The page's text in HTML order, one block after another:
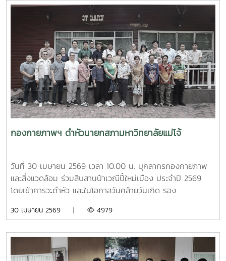
ข้าราชการ พร้อมคณะศึกษาดูงานจากสภาคณาจารย์และ
ข้าราชการ มหาวิทยาลัยราชภัฏภูเก็ต ในการนี้ ทั้งสอง
มหาวิทยาลัยได้ร่วมแลกเปลี่ยนประสบการณ์ด้านการจัดสวัสดิการ
บุคลากร ตลอดจนแนวทางการพัฒนาและประยุกต์ใช้ให้เหมาะสม
กับบริบทของแต่ละสถาบัน โดยมีนายสุชาติ จันทร์แก้ว รักษาการ
ในตำแหน่งหัวหน้างานสวัสดิการ กองบริหารทรัพยากรบุคคล
เป็นผู้ให้ข้อมูลเกี่ยวกับการจัดสวัสดิการบุคลากรของมหาวิทยาลัย
แม่โจ้ นอกจากนี้ ผู้ช่วยศาสตราจารย์ ดร.มุจลินทร์ ผลจันทร์ ได้
บรรยายและให้ข้อมูลเกี่ยวกับการดำเนินงานด้านมหาวิทยาลัยสี
เขียว (Green University) ของมหาวิทยาลัยแม่โจ้ ณ ห้อง
ประชุมรวงผึ้ง ชั้น 5 อาคารสำนักงานมหาวิทยาลัย ภายหลังการ
ประชุม คณะศึกษาดูงานได้เยี่ยมชมบรรยากาศและพื้นที่โดยรอบ
แวดล้อมของมหาวิทยาลัยแม่โจ้
กองกายภาพฯ ดำหัวนายกสภามหาวิทยาลัยแม่โจ้
วันที่ 30 เมษายน 2569 เวลา 10.00 น. บุคลากรกองกายภาพ
และสิ่งแวดล้อม ร่วมสืบสานป๋าเวณีปี๋ใหม่เมือง ประจำปี 2569
โดยเข้าคารวะดำหัว และในโอกาสวันคล้ายวันเกิด รอง
ณ บ้านเอื้องไพลิน
30 เมษายน 2569 | 4979